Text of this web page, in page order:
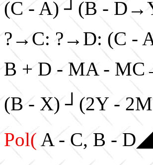
(C - A) ┘(B -
?→C: ?→D: (C -
B + D - MA -
(B - X) ┘(2Y -
Pol( A - C, B -